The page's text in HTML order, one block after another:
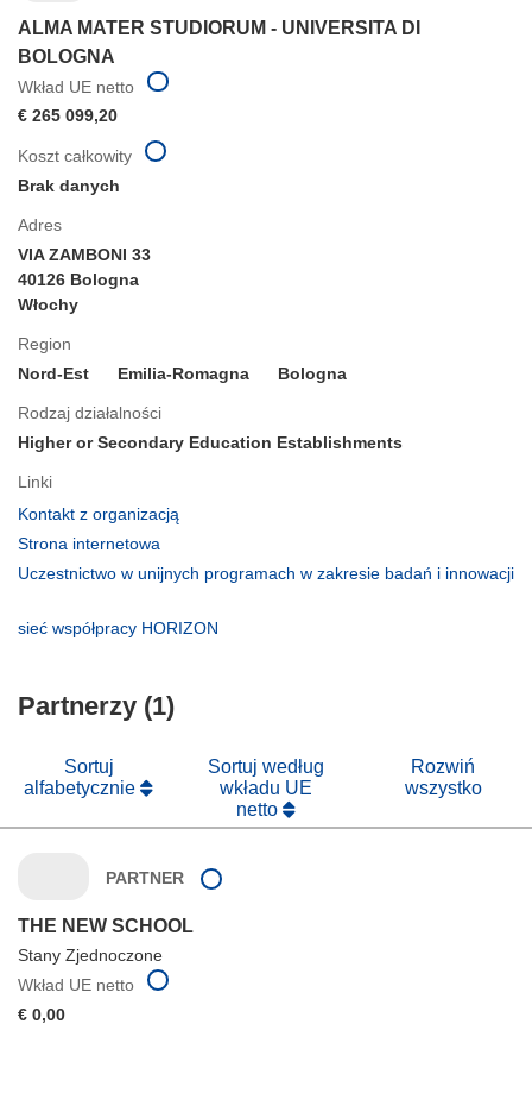
ALMA MATER STUDIORUM - UNIVERSITA DI
BOLOGNA
Wkład UE netto
€ 265 099,20
Adres
VIA ZAMBONI 33
40126 Bologna
Włochy
Region
Nord-Est
Emilia-Romagna Bologna
Rodzaj działalności
Higher or Secondary Education Establishments
Linki
Kontakt z organizacją
oknie)
Strona internetowa
otworzy
Uczestnictwo w unijnych programach w zakresie badań i innowacji
otworzy
nowym
sieć współpracy HORIZON
Koszt całkowity
Brak danych
Partnerzy (1)
Sortuj
alfabetycznie
Sortuj według
wkładu UE
netto
Rozwiń
wszystko
PARTNER
THE NEW SCHOOL
Stany Zjednoczone
Wkład UE netto
€ 0,00